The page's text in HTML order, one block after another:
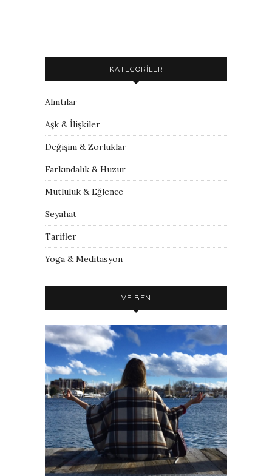
KATEGORILER
Alıntılar
Aşk & İlişkiler
Değişim & Zorluklar
Farkındalık & Huzur
Mutluluk & Eğlence
Seyahat
Tarifler
Yoga & Meditasyon
VE BEN